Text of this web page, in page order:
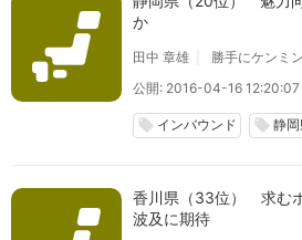
か
田中 章雄
勝手にケンミ
公開: 2016-04-16 12:20:07
local_offer インバウンド local_offer 静岡
香川県（33位） 求む
波及に期待